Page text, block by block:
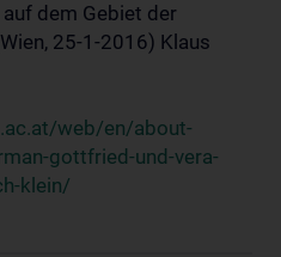
dem Gebiet der
25-1-2016) Klaus
web/en/about-
gottfried-und-vera-
klein/